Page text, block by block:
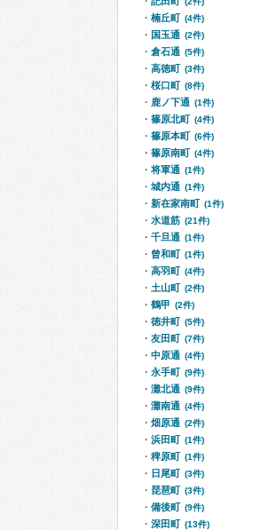
楠丘町 (4件)
国玉通 (2件)
倉石通 (5件)
高徳町 (3件)
桜口町 (8件)
鹿ノ下通 (1件)
篠原北町 (4件)
篠原本町 (6件)
篠原南町 (4件)
将軍通 (1件)
城内通 (1件)
新在家南町 (1件)
水道筋 (21件)
千旦通 (1件)
曾和町 (1件)
高羽町 (4件)
土山町 (2件)
鶴甲 (2件)
徳井町 (5件)
友田町 (7件)
中原通 (4件)
永手町 (9件)
灘北通 (9件)
灘南通 (4件)
畑原通 (2件)
浜田町 (1件)
稗原町 (1件)
日尾町 (3件)
琵琶町 (3件)
備後町 (9件)
深田町 (13件)